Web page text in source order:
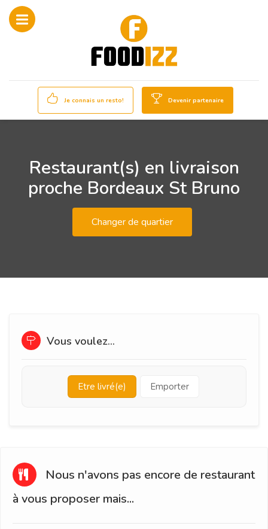
Je connais un resto! Devenir partenaire
Restaurant(s) en livraison
proche Bordeaux St Bruno
Changer de quartier
Vous voulez...
Etre livré(e) Emporter
Nous n'avons pas encore de restaurant
à vous proposer mais...